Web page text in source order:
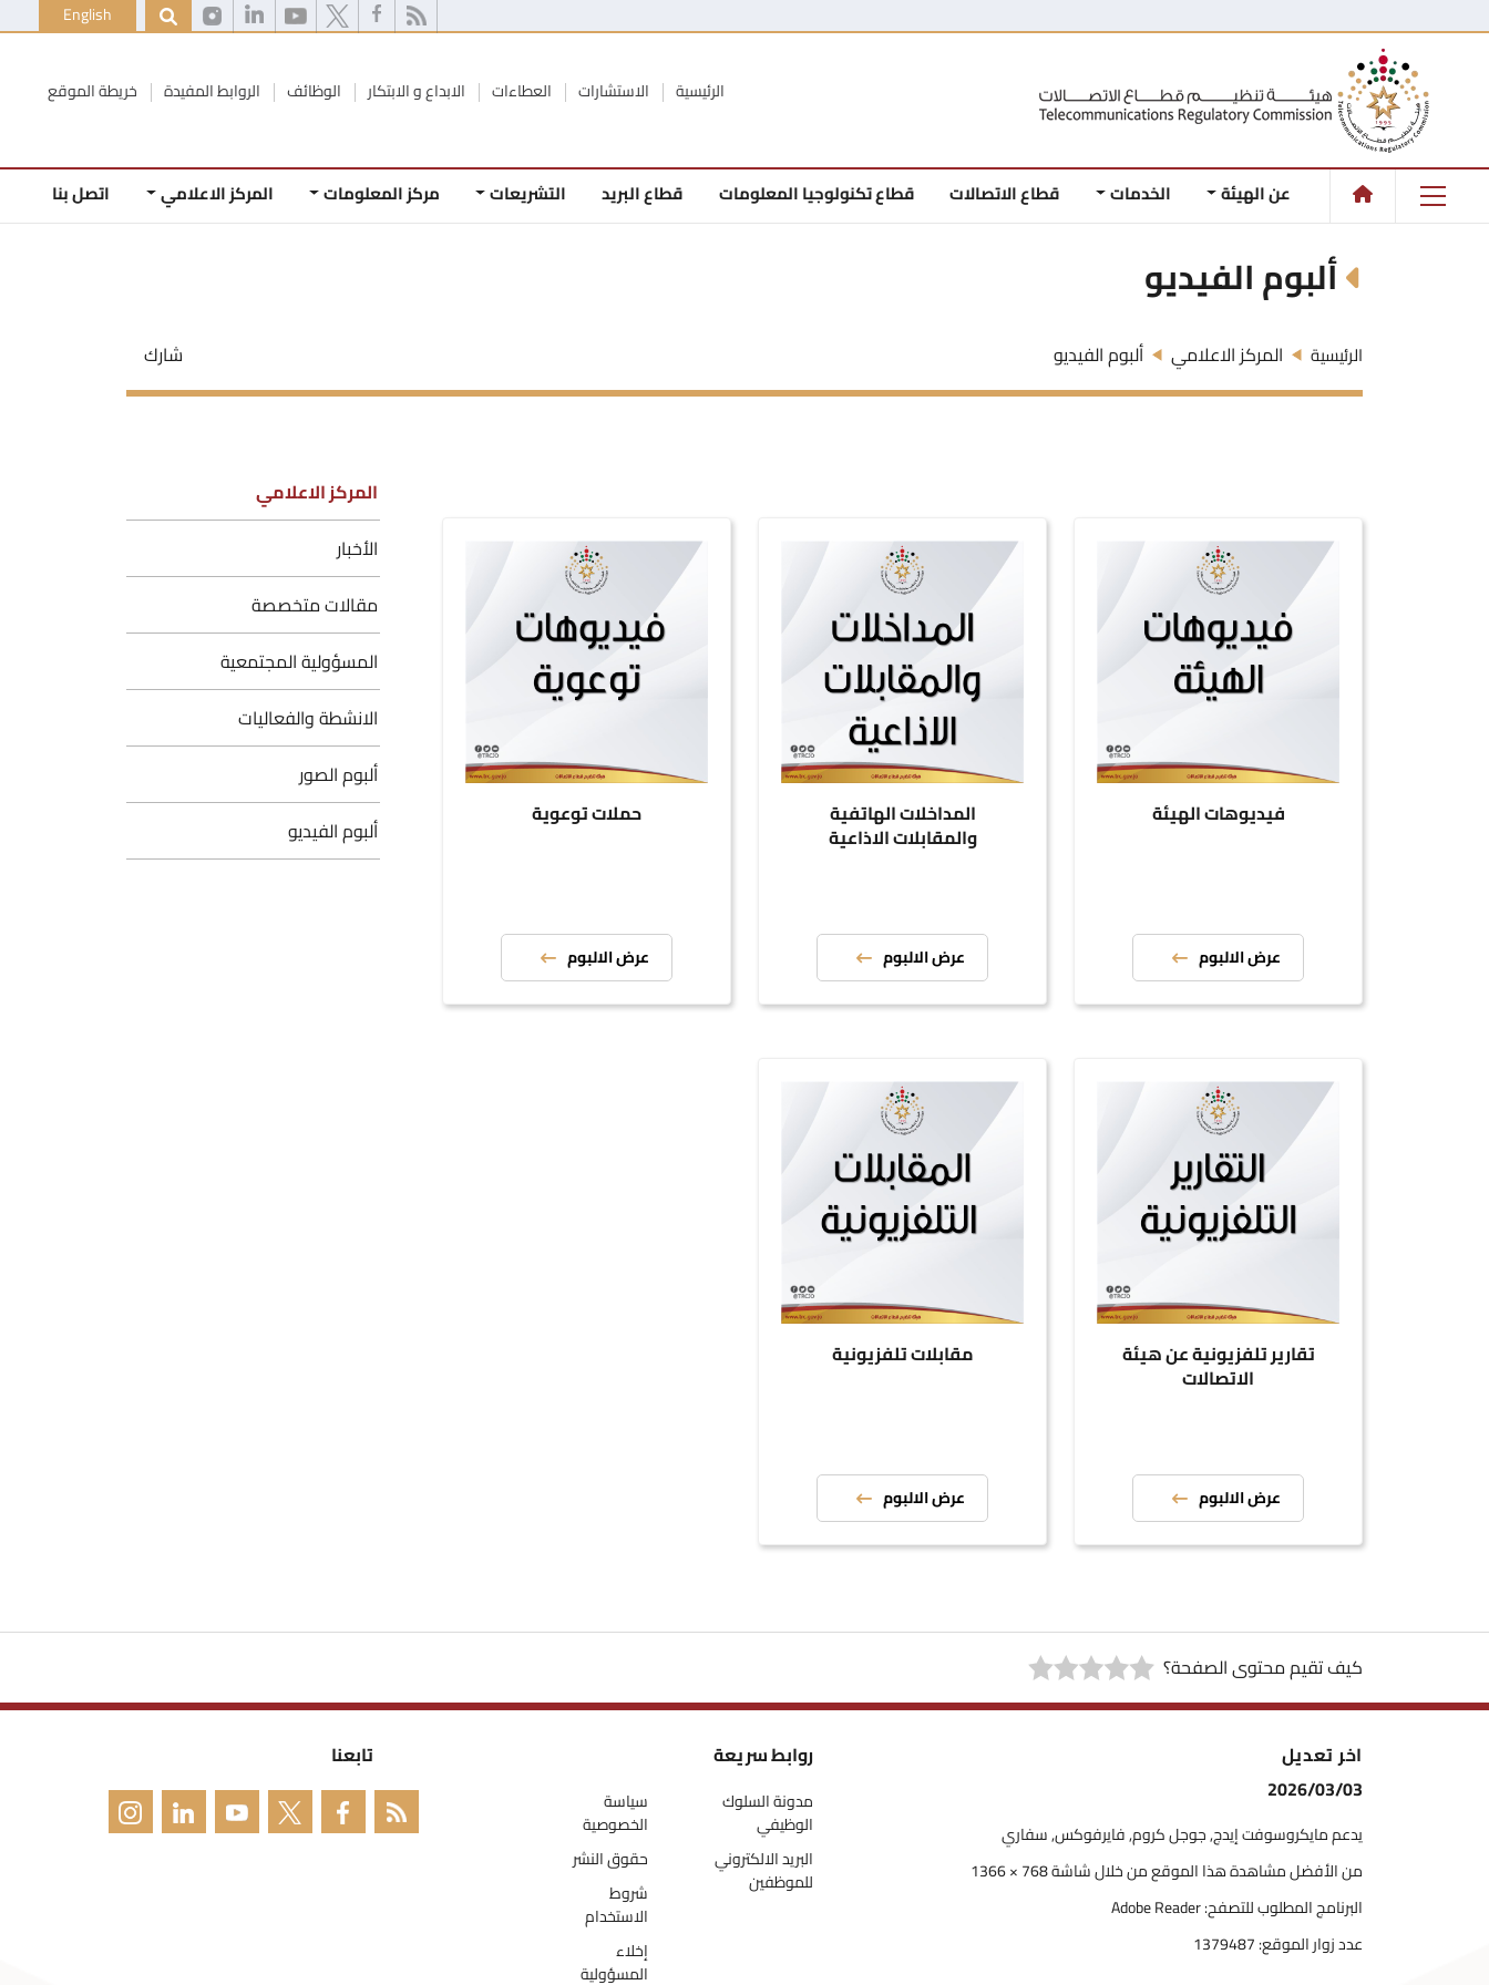
English
الرئيسية الاستشارات العطاءات الابداع و الابتكار الوظائف الروابط المفيدة خريطة الموقع
عن الهيئة الخدمات قطاع الاتصالات قطاع تكنولوجيا المعلومات قطاع البريد التشريعات مركز المعلومات المركز الاعلامي اتصل بنا
ألبوم الفيديو
الرئيسية المركز الاعلامي ألبوم الفيديو شارك
فيديوهات الهيئة
عرض الالبوم
المداخلات الهاتفية
والمقابلات الاذاعية
عرض الالبوم
حملات توعوية
عرض الالبوم
تقارير تلفزيونية عن هيئة
الاتصالات
عرض الالبوم
مقابلات تلفزيونية
عرض الالبوم
المركز الاعلامي
الأخبار
مقالات متخصصة
المسؤولية المجتمعية
الانشطة والفعاليات
ألبوم الصور
ألبوم الفيديو
كيف تقيم محتوى الصفحة؟
اخر تعديل
2026/03/03
يدعم مايكروسوفت إيدج, جوجل كروم, فايرفوكس, سفاري
من الأفضل مشاهدة هذا الموقع من خلال شاشة 768 × 1366
البرنامج المطلوب للتصفح: Adobe Reader
عدد زوار الموقع:1379487
روابط سريعة
مدونة السلوك
الوظيفي
البريد الالكتروني
للموظفين
سياسة
الخصوصية
حقوق النشر
شروط
الاستخدام
إخلاء
المسؤولية
تابعنا